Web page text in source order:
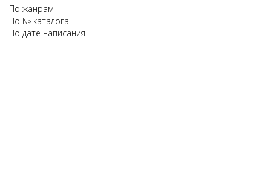
По жанрам
По № каталога
По дате написания